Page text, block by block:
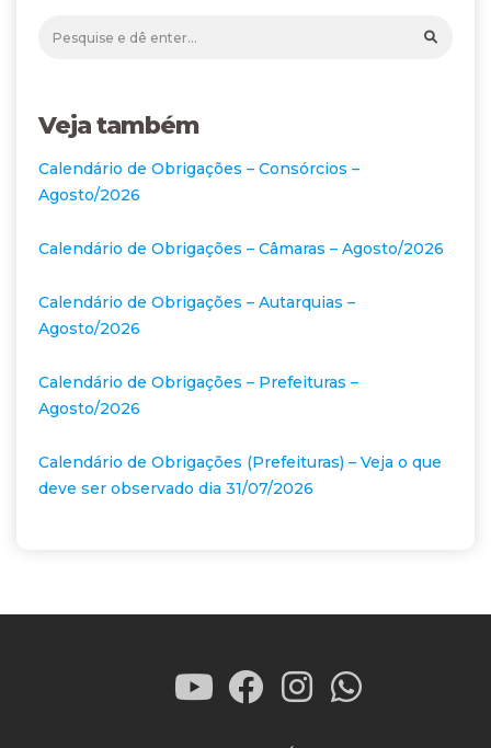
Veja também
Calendário de Obrigações – Consórcios –
Agosto/2026
Calendário de Obrigações – Câmaras – Agosto/2026
Calendário de Obrigações – Autarquias –
Agosto/2026
Calendário de Obrigações – Prefeituras –
Agosto/2026
Calendário de Obrigações (Prefeituras) – Veja o que
deve ser observado dia 31/07/2026